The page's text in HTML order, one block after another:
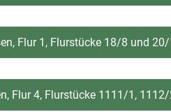
Flur 1, Flurstücke 18/8 und
Flur 4, Flurstücke 1111/1,